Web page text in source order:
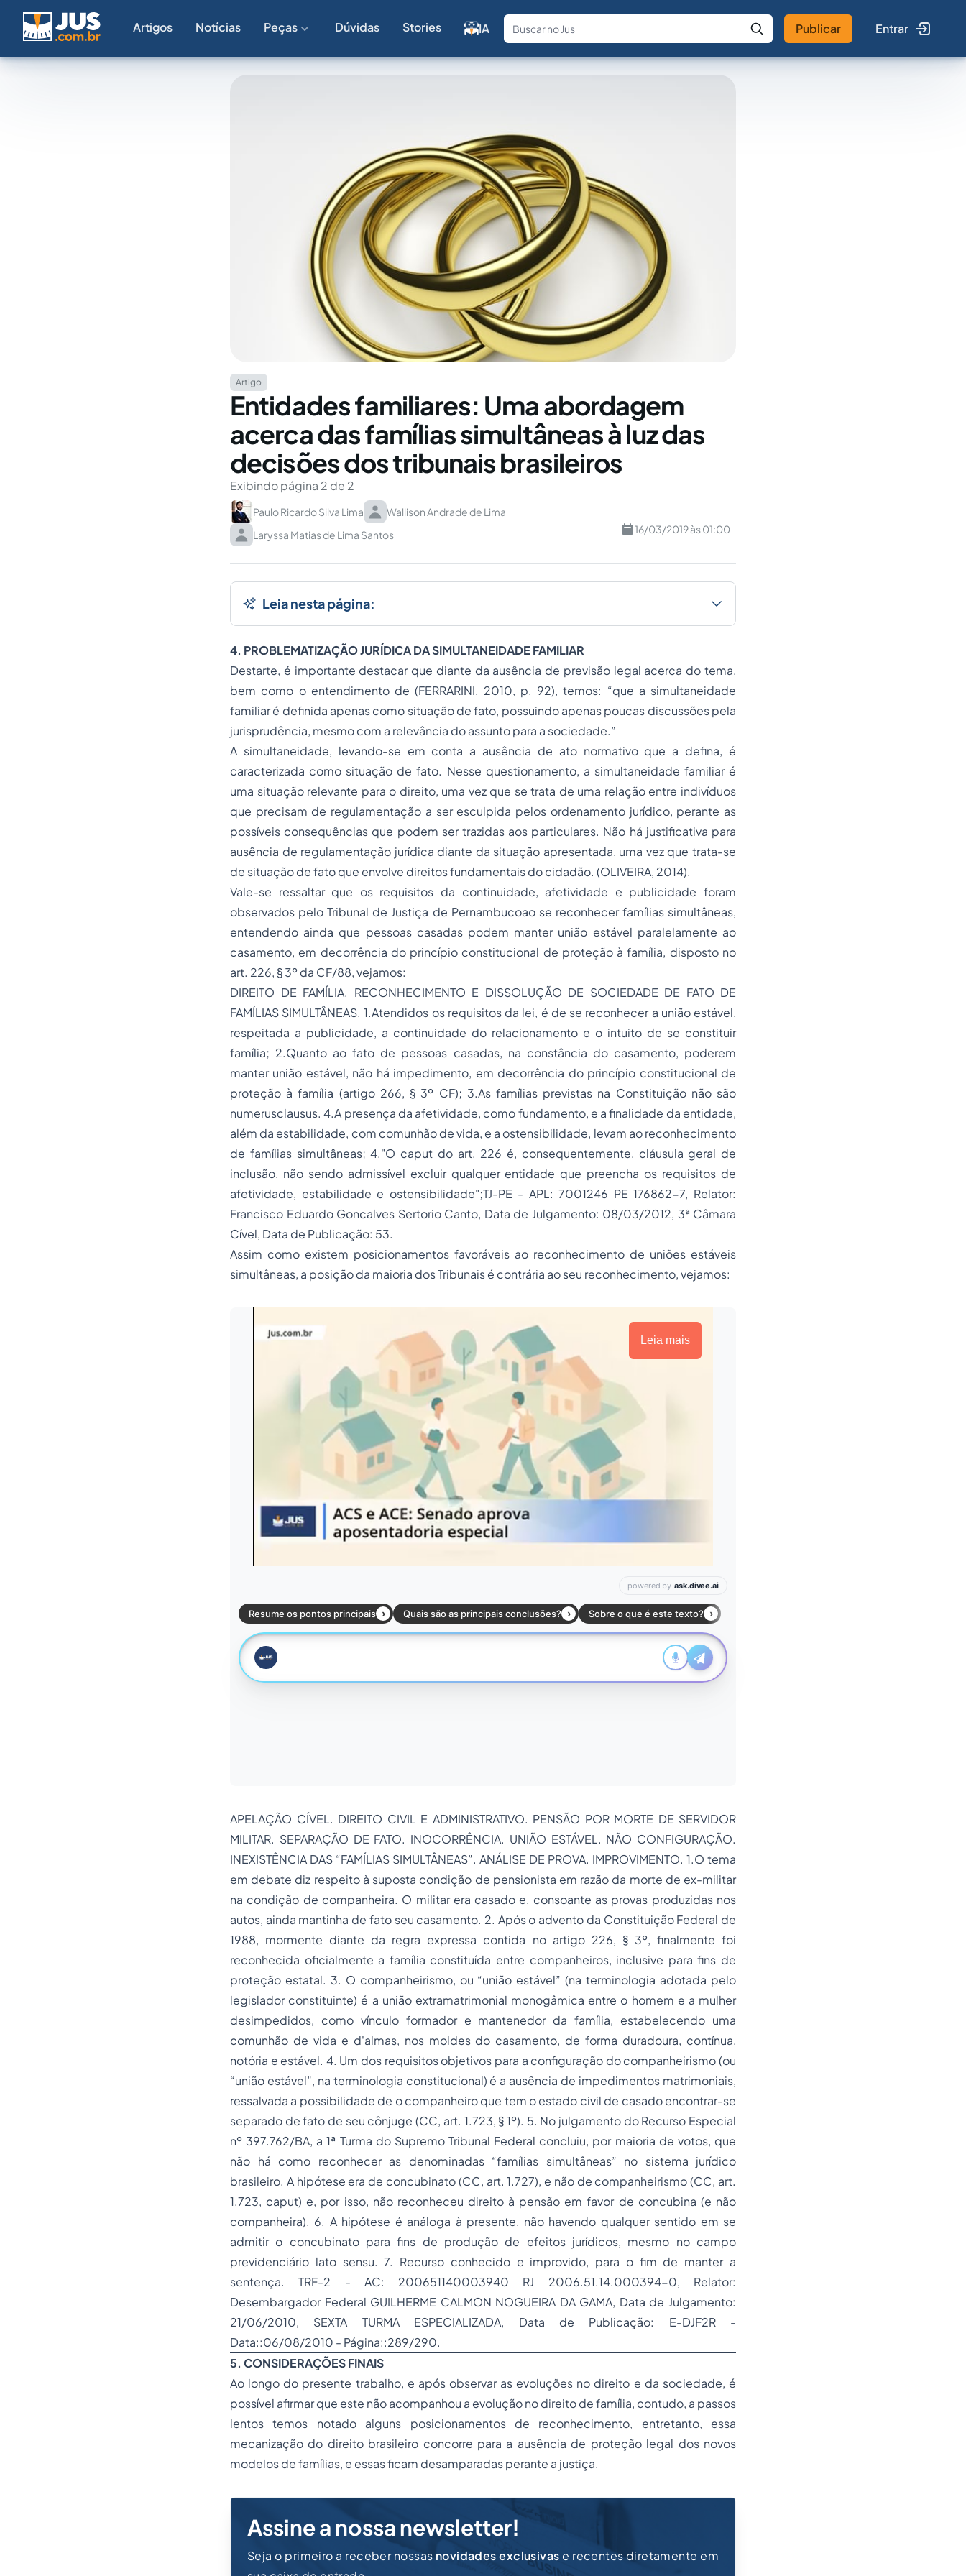
Artigos Notícias Peças Dúvidas Stories IA
Fale com a IA Buscar no Jus
Publicar Entrar
Artigo
Entidades familiares: Uma abordagem
acerca das famílias simultâneas à luz das
decisões dos tribunais brasileiros
Exibindo página 2 de 2
Paulo Ricardo Silva Lima
Wallison Andrade de Lima
Laryssa Matias de Lima Santos
16/03/2019 às 01:00
Leia nesta página:
4. PROBLEMATIZAÇÃO JURÍDICA DA SIMULTANEIDADE FAMILIAR
Destarte, é importante destacar que diante da ausência de previsão legal acerca do tema,
bem como o entendimento de (FERRARINI, 2010, p. 92), temos: “que a simultaneidade
familiar é definida apenas como situação de fato, possuindo apenas poucas discussões pela
jurisprudência, mesmo com a relevância do assunto para a sociedade.”
A simultaneidade, levando-se em conta a ausência de ato normativo que a defina, é
caracterizada como situação de fato. Nesse questionamento, a simultaneidade familiar é
uma situação relevante para o direito, uma vez que se trata de uma relação entre indivíduos
que precisam de regulamentação a ser esculpida pelos ordenamento jurídico, perante as
possíveis consequências que podem ser trazidas aos particulares. Não há justificativa para
ausência de regulamentação jurídica diante da situação apresentada, uma vez que trata-se
de situação de fato que envolve direitos fundamentais do cidadão. (OLIVEIRA, 2014).
Vale-se ressaltar que os requisitos da continuidade, afetividade e publicidade foram
observados pelo Tribunal de Justiça de Pernambucoao se reconhecer famílias simultâneas,
entendendo ainda que pessoas casadas podem manter união estável paralelamente ao
casamento, em decorrência do princípio constitucional de proteção à família, disposto no
art. 226, § 3º da CF/88, vejamos:
DIREITO DE FAMÍLIA. RECONHECIMENTO E DISSOLUÇÃO DE SOCIEDADE DE FATO DE
FAMÍLIAS SIMULTÂNEAS. 1.Atendidos os requisitos da lei, é de se reconhecer a união estável,
respeitada a publicidade, a continuidade do relacionamento e o intuito de se constituir
família; 2.Quanto ao fato de pessoas casadas, na constância do casamento, poderem
manter união estável, não há impedimento, em decorrência do princípio constitucional de
proteção à família (artigo 266, § 3º CF); 3.As famílias previstas na Constituição não são
numerusclausus. 4.A presença da afetividade, como fundamento, e a finalidade da entidade,
além da estabilidade, com comunhão de vida, e a ostensibilidade, levam ao reconhecimento
de famílias simultâneas; 4."O caput do art. 226 é, consequentemente, cláusula geral de
inclusão, não sendo admissível excluir qualquer entidade que preencha os requisitos de
afetividade, estabilidade e ostensibilidade";TJ-PE - APL: 7001246 PE 176862-7, Relator:
Francisco Eduardo Goncalves Sertorio Canto, Data de Julgamento: 08/03/2012, 3ª Câmara
Cível, Data de Publicação: 53.
Assim como existem posicionamentos favoráveis ao reconhecimento de uniões estáveis
simultâneas, a posição da maioria dos Tribunais é contrária ao seu reconhecimento, vejamos:
Leia mais
APELAÇÃO CÍVEL. DIREITO CIVIL E ADMINISTRATIVO. PENSÃO POR MORTE DE SERVIDOR
MILITAR. SEPARAÇÃO DE FATO. INOCORRÊNCIA. UNIÃO ESTÁVEL. NÃO CONFIGURAÇÃO.
INEXISTÊNCIA DAS “FAMÍLIAS SIMULTÂNEAS”. ANÁLISE DE PROVA. IMPROVIMENTO. 1.O tema
em debate diz respeito à suposta condição de pensionista em razão da morte de ex-militar
na condição de companheira. O militar era casado e, consoante as provas produzidas nos
autos, ainda mantinha de fato seu casamento. 2. Após o advento da Constituição Federal de
1988, mormente diante da regra expressa contida no artigo 226, § 3º, finalmente foi
reconhecida oficialmente a família constituída entre companheiros, inclusive para fins de
proteção estatal. 3. O companheirismo, ou “união estável” (na terminologia adotada pelo
legislador constituinte) é a união extramatrimonial monogâmica entre o homem e a mulher
desimpedidos, como vínculo formador e mantenedor da família, estabelecendo uma
comunhão de vida e d'almas, nos moldes do casamento, de forma duradoura, contínua,
notória e estável. 4. Um dos requisitos objetivos para a configuração do companheirismo (ou
“união estável”, na terminologia constitucional) é a ausência de impedimentos matrimoniais,
ressalvada a possibilidade de o companheiro que tem o estado civil de casado encontrar-se
separado de fato de seu cônjuge (CC, art. 1.723, § 1º). 5. No julgamento do Recurso Especial
nº 397.762/BA, a 1ª Turma do Supremo Tribunal Federal concluiu, por maioria de votos, que
não há como reconhecer as denominadas “famílias simultâneas” no sistema jurídico
brasileiro. A hipótese era de concubinato (CC, art. 1.727), e não de companheirismo (CC, art.
1.723, caput) e, por isso, não reconheceu direito à pensão em favor de concubina (e não
companheira). 6. A hipótese é análoga à presente, não havendo qualquer sentido em se
admitir o concubinato para fins de produção de efeitos jurídicos, mesmo no campo
previdenciário lato sensu. 7. Recurso conhecido e improvido, para o fim de manter a
sentença. TRF-2 - AC: 200651140003940 RJ 2006.51.14.000394-0, Relator:
Desembargador Federal GUILHERME CALMON NOGUEIRA DA GAMA, Data de Julgamento:
21/06/2010, SEXTA TURMA ESPECIALIZADA, Data de Publicação: E-DJF2R -
Data::06/08/2010 - Página::289/290.
5. CONSIDERAÇÕES FINAIS
Ao longo do presente trabalho, e após observar as evoluções no direito e da sociedade, é
possível afirmar que este não acompanhou a evolução no direito de família, contudo, a passos
lentos temos notado alguns posicionamentos de reconhecimento, entretanto, essa
mecanização do direito brasileiro concorre para a ausência de proteção legal dos novos
modelos de famílias, e essas ficam desamparadas perante a justiça.
Assine a nossa newsletter!
Seja o primeiro a receber nossasnovidades exclusivas e recentes diretamente em